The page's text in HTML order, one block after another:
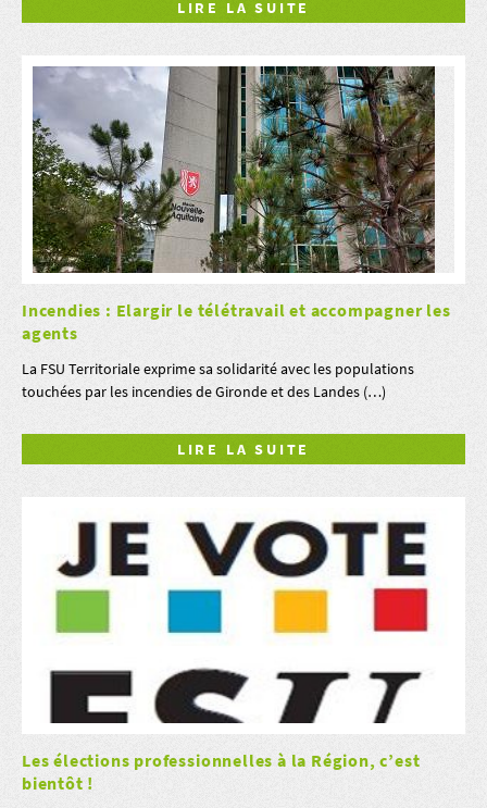
LIRE LA SUITE
Incendies : Elargir le télétravail et accompagner les
agents
La FSU Territoriale exprime sa solidarité avec les populations
touchées par les incendies de Gironde et des Landes (…)
LIRE LA SUITE
Les élections professionnelles à la Région, c’est
bientôt !